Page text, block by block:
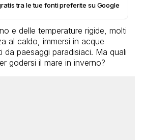
tra le tue fonti preferite su Google
e delle temperature rigide, molti
al caldo, immersi in acque
da paesaggi paradisiaci. Ma quali
godersi il mare in inverno?